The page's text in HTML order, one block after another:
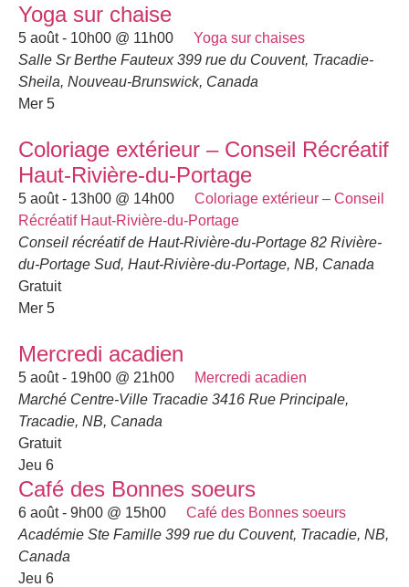
Yoga sur chaise
5 août - 10h00@ 11h00
Yoga sur chaises
Salle Sr Berthe Fauteux399 rue du Couvent, Tracadie-
Sheila, Nouveau-Brunswick, Canada
Mer 5
Coloriage extérieur – Conseil Récréatif
Haut-Rivière-du-Portage
5 août - 13h00@ 14h00
Coloriage extérieur – Conseil
Récréatif Haut-Rivière-du-Portage
Conseil récréatif de Haut-Rivière-du-Portage 82 Rivière-
du-Portage Sud, Haut-Rivière-du-Portage, NB, Canada
Gratuit
Mer 5
Mercredi acadien
5 août - 19h00@ 21h00
Mercredi acadien
Marché Centre-Ville Tracadie 3416 Rue Principale,
Tracadie, NB, Canada
Gratuit
Jeu 6
Café des Bonnes soeurs
6 août - 9h00@ 15h00
Café des Bonnes soeurs
Académie Ste Famille 399 rue du Couvent, Tracadie, NB,
Canada
Jeu 6